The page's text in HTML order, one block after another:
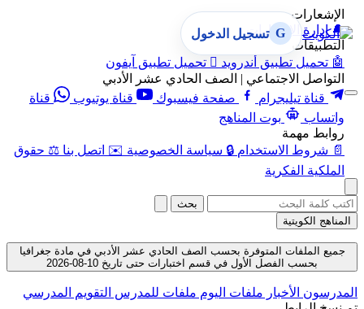
الإشعارات
🔔 إدارة الإشعارات
التطبيقات
🤖 تحميل تطبيق أندرويد  تحميل تطبيق آيفون
التواصل الاجتماعي | الصف الحادي عشر الأدبي
قناة تيليجرام
صفحة فيسبوك قناة يوتيوب
قناة
واتساب
بوت المناهج
روابط مهمة
📄 شروط الاستخدام 🔒 سياسة الخصوصية ✉️ اتصل بنا ⚖️ حقوق
الملكية الفكرية
G تسجيل الدخول
بحث
المناهج الكويتية
جميع الملفات المتوفرة بحسب الصف الحادي عشر الأدبي في مادة جغرافيا
بحسب الفصل الأول في قسم اختبارات حتى تاريخ 10-08-2026
المدرسون الأخبار ملفات اليوم ملفات للمدرس التقويم المدرسي